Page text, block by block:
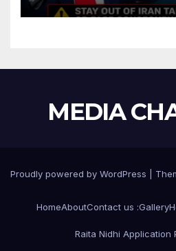
MEDIA
Proudly powered by WordPress
HomeAboutContact us :Gallery
Raita Nidhi Application